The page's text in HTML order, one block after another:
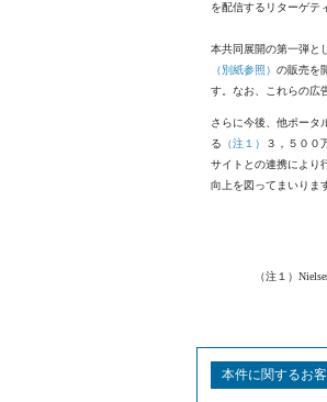
を配信するリターゲテ
本共同展開の第一弾と
（別紙参照） の販売を
す。なお、これらの広
さらに今後、他ポータ
る （注１）
３，５００
サイトとの連携により
向上を図ってまいりま
（注１）
本件に関するお